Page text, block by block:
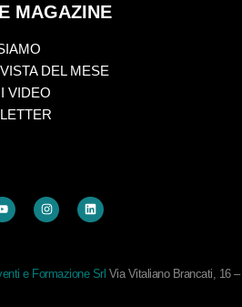
MAGAZINE
DEL MESE
VIDEO
e Formazione Srl Via Vitaliano Brancati, 16